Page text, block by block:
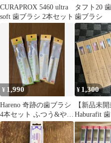
CURAPROX 5460 ultra
soft 歯ブラシ 2本セット
タフト20
歯ブラシ
¥ 1,990
Hareno 奇跡の歯ブラシ
4本セット ふつう&やわ
らかめ各2本
¥ 1,300
【新品未開
Haburafit
本！